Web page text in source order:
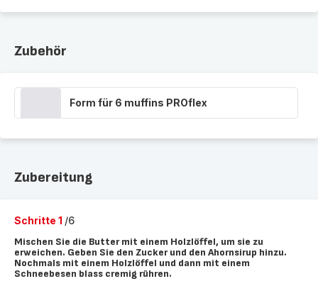
Zubehör
Form für 6 muffins PROflex
Zubereitung
Schritte 1 /6
Mischen Sie die Butter mit einem Holzlöffel, um sie zu
erweichen. Geben Sie den Zucker und den Ahornsirup hinzu.
Nochmals mit einem Holzlöffel und dann mit einem
Schneebesen blass cremig rühren.